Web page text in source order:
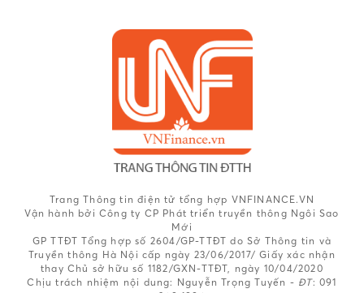
Trang Thông tin điện tử tổng hợp VNFINANCE.VN
Vận hành bởi Công ty CP Phát triển truyền thông Ngôi Sao
Mới
GP TTĐT Tổng hợp số 2604/GP-TTĐT do Sở Thông tin và
Truyền thông Hà Nội cấp ngày 23/06/2017/ Giấy xác nhận
thay Chủ sở hữu số 1182/GXN-TTĐT, ngày 10/04/2020
Chịu trách nhiệm nội dung: Nguyễn Trọng Tuyến - ĐT: 091